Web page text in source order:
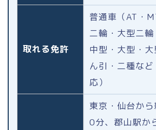
取れる免許
普通車（AT・
二輪・大型二輪
中型・大型・
ん引・二種な
応）
東京・仙台か
0分、郡山駅か